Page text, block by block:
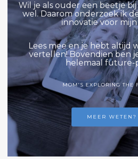
Wil je als ouder een beetje
wel. Daarom onderzoek ik
innovatie voor mijn
Lees mee en je hebt altijd
vertellen! Bovendien ben
helemaal future-
MOM'S EXPLORING THE
MEER WETEN?